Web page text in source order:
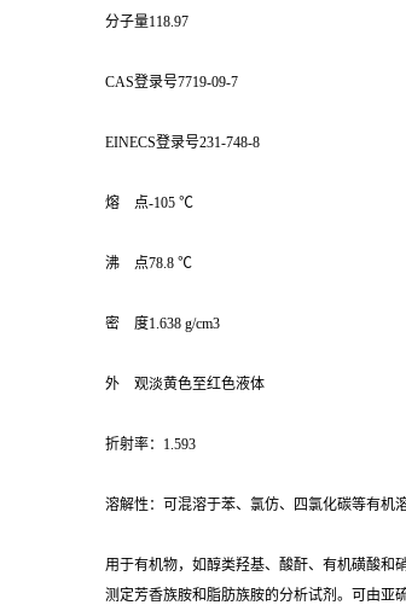
分子量118.97
CAS登录号7719-09-7
EINECS登录号231-748-8
熔 点-105 ℃
沸 点78.8 ℃
密 度1.638 g/cm3
外 观淡黄色至红色液体
折射率：1.593
溶解性：可混溶于苯、氯仿、四氯化碳等有机
用于有机物，如醇类羟基、酸酐、有机磺酸和
测定芳香族胺和脂肪族胺的分析试剂。可由亚